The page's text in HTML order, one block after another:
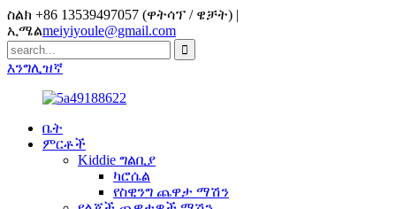
ስልክ +86 13539497057 (ዋትሳፕ / ዌቻት) |
ኢሜልmeiyiyoule@gmail.com
እንግሊዝኛ
ቤት
ምርቶች
Kiddie ግልቢያ
ካሮሴል
የስዊንግ ጨዋታ ማሽን